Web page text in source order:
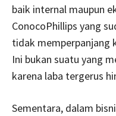
baik internal maupun
ConocoPhillips yang
tidak memperpanjang
Ini bukan suatu yang
karena laba tergerus
Sementara, dalam